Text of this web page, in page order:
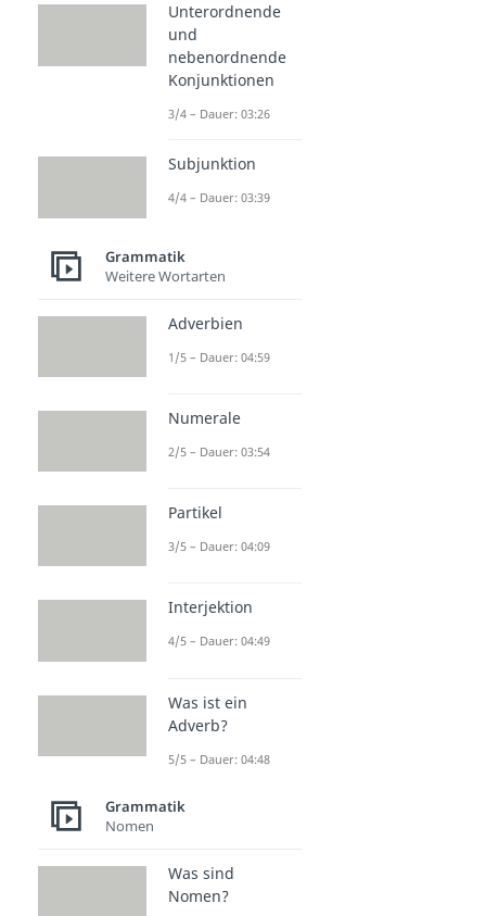
Unterordnende
und
nebenordnende
Konjunktionen
3/4 – Dauer: 03:26
Subjunktion
4/4 – Dauer: 03:39
Grammatik
Weitere Wortarten
Adverbien
1/5 – Dauer: 04:59
Numerale
2/5 – Dauer: 03:54
Partikel
3/5 – Dauer: 04:09
Interjektion
4/5 – Dauer: 04:49
Was ist ein
Adverb?
5/5 – Dauer: 04:48
Grammatik
Nomen
Was sind
Nomen?